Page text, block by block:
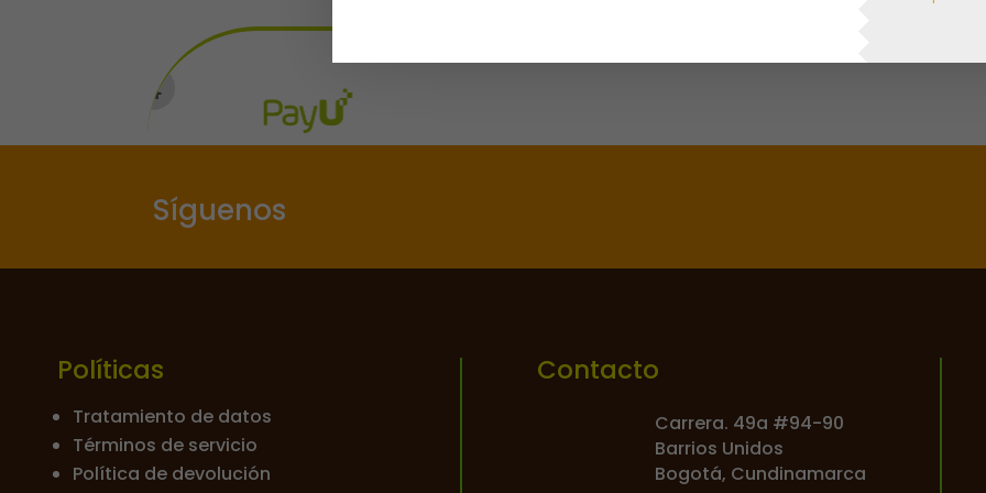
Síguenos
Políticas
Tratamiento de datos
Términos de servicio
Política de devolución
Contacto
Carrera. 49a #94-90
Barrios Unidos
Bogotá, Cundinamarca